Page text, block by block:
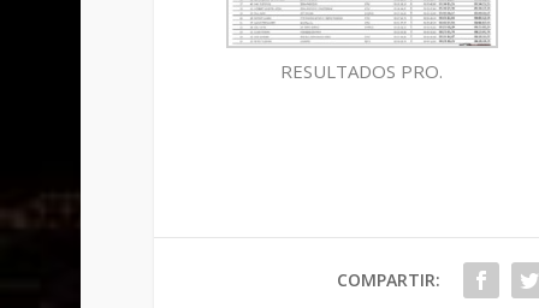
RESULTADOS PRO.
COMPARTIR: